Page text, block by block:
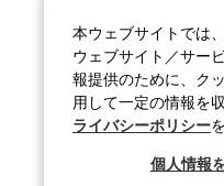
ディスク
ソーシャ
サ
©J-OIL
本ウェブサイトでは
ウェブサイト／サー
報提供のために、ク
用して一定の情報を
ライバシーポリシー
個人情報